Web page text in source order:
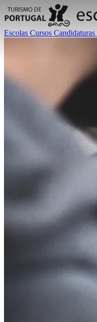
Escolas Cursos Candidaturas